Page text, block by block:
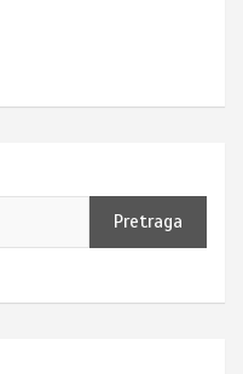
Pretraga